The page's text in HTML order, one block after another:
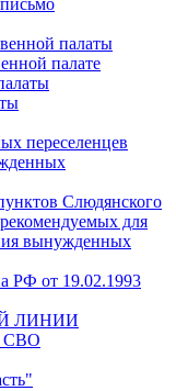
палаты
палате
переселенцев
Слюдянского
для
вынужденных
РФ от 19.02.1993
ЛИНИИ
СВО